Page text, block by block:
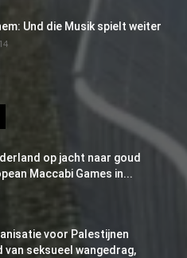
Und die Musik spielt weiter
op jacht naar goud
Maccabi Games in...
voor Palestijnen
van seksueel wangedrag,